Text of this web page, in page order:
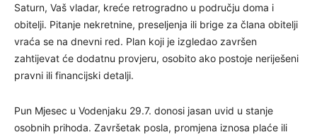
Saturn, Vaš vladar, kreće retrogradno u području doma i
obitelji. Pitanje nekretnine, preseljenja ili brige za člana obitelji
vraća se na dnevni red. Plan koji je izgledao završen
zahtijevat će dodatnu provjeru, osobito ako postoje neriješeni
pravni ili financijski detalji.
Pun Mjesec u Vodenjaku 29.7. donosi jasan uvid u stanje
osobnih prihoda. Završetak posla, promjena iznosa plaće ili